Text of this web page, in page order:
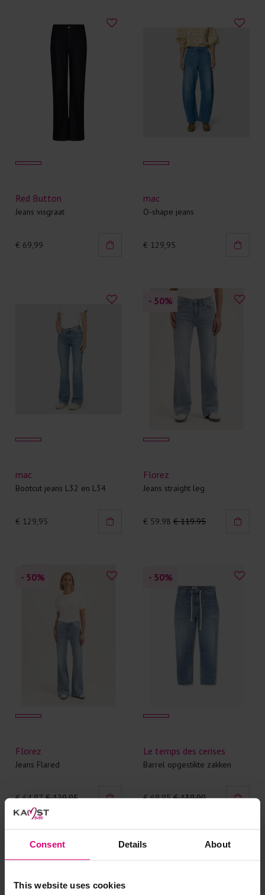
Consent Details About
This website uses cookies
Red Button
Jeans visgraat
€ 69,99
mac
O-shape jeans
€ 129,95
mac
Bootcut jeans L32 en L34
€ 129,95
- 50%
Florez
Jeans straight leg
€ 59.98 € 119.95
- 50%
Florez
Jeans Flared
€ 64.97 € 129.95
- 50%
Le temps des cerises
Barrel opgestikte zakken
€ 69.95 € 139.90